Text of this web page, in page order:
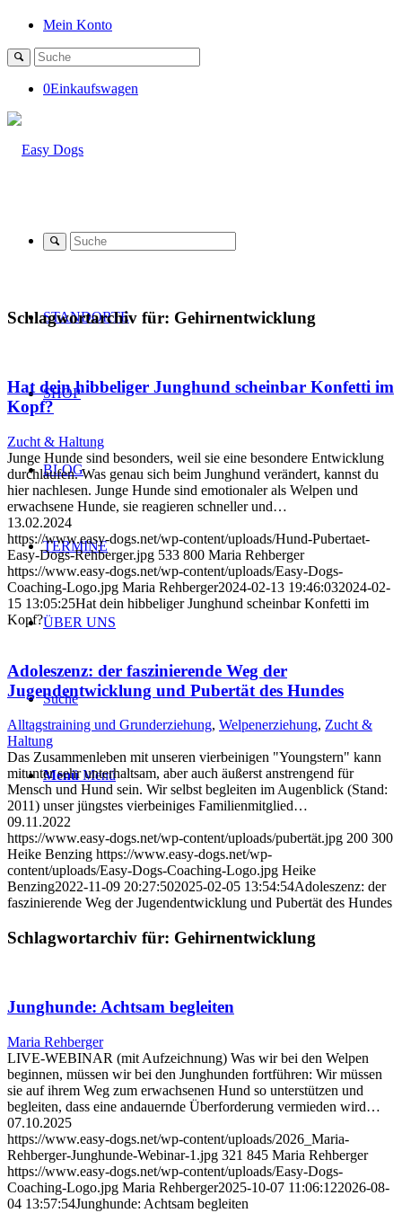
Mein Konto
0Einkaufswagen
STANDORTE
SHOP
BLOG
TERMINE
ÜBER UNS
Suche
Menü Menü
Schlagwortarchiv für: Gehirnentwicklung
Hat dein hibbeliger Junghund scheinbar Konfetti im
Kopf?
Zucht & Haltung
Junge Hunde sind besonders, weil sie eine besondere Entwicklung
durchlaufen. Was genau sich beim Junghund verändert, kannst du
hier nachlesen. Junge Hunde sind emotionaler als Welpen und
erwachsene Hunde, sie reagieren schneller und…
13.02.2024
https://www.easy-dogs.net/wp-content/uploads/Hund-Pubertaet-
Easy-Dogs-Rehberger.jpg 533 800 Maria Rehberger
https://www.easy-dogs.net/wp-content/uploads/Easy-Dogs-
Coaching-Logo.jpg Maria Rehberger2024-02-13 19:46:032024-02-
15 13:05:25Hat dein hibbeliger Junghund scheinbar Konfetti im
Kopf?
Adoleszenz: der faszinierende Weg der
Jugendentwicklung und Pubertät des Hundes
Alltagstraining und Grunderziehung, Welpenerziehung, Zucht &
Haltung
Das Zusammenleben mit unseren vierbeinigen "Youngstern" kann
mitunter sehr unterhaltsam, aber auch äußerst anstrengend für
Mensch und Hund sein. Wir selbst begleiten im Augenblick (Stand:
2011) unser jüngstes vierbeiniges Familienmitglied…
09.11.2022
https://www.easy-dogs.net/wp-content/uploads/pubertät.jpg 200 300
Heike Benzing https://www.easy-dogs.net/wp-
content/uploads/Easy-Dogs-Coaching-Logo.jpg Heike
Benzing2022-11-09 20:27:502025-02-05 13:54:54Adoleszenz: der
faszinierende Weg der Jugendentwicklung und Pubertät des Hundes
Schlagwortarchiv für: Gehirnentwicklung
Junghunde: Achtsam begleiten
Maria Rehberger
LIVE-WEBINAR (mit Aufzeichnung) Was wir bei den Welpen
beginnen, müssen wir bei den Junghunden fortführen: Wir müssen
sie auf ihrem Weg zum erwachsenen Hund so unterstützen und
begleiten, dass eine andauernde Überforderung vermieden wird…
07.10.2025
https://www.easy-dogs.net/wp-content/uploads/2026_Maria-
Rehberger-Junghunde-Webinar-1.jpg 321 845 Maria Rehberger
https://www.easy-dogs.net/wp-content/uploads/Easy-Dogs-
Coaching-Logo.jpg Maria Rehberger2025-10-07 11:06:122026-08-
04 13:57:54Junghunde: Achtsam begleiten